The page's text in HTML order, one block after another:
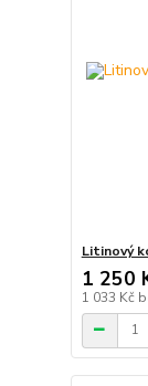
Litinový
1 250
1 033 Kč